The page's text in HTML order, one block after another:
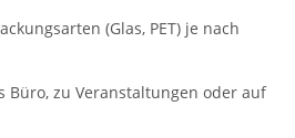
(Glas, PET) je nach
Büro, zu Veranstaltungen oder auf